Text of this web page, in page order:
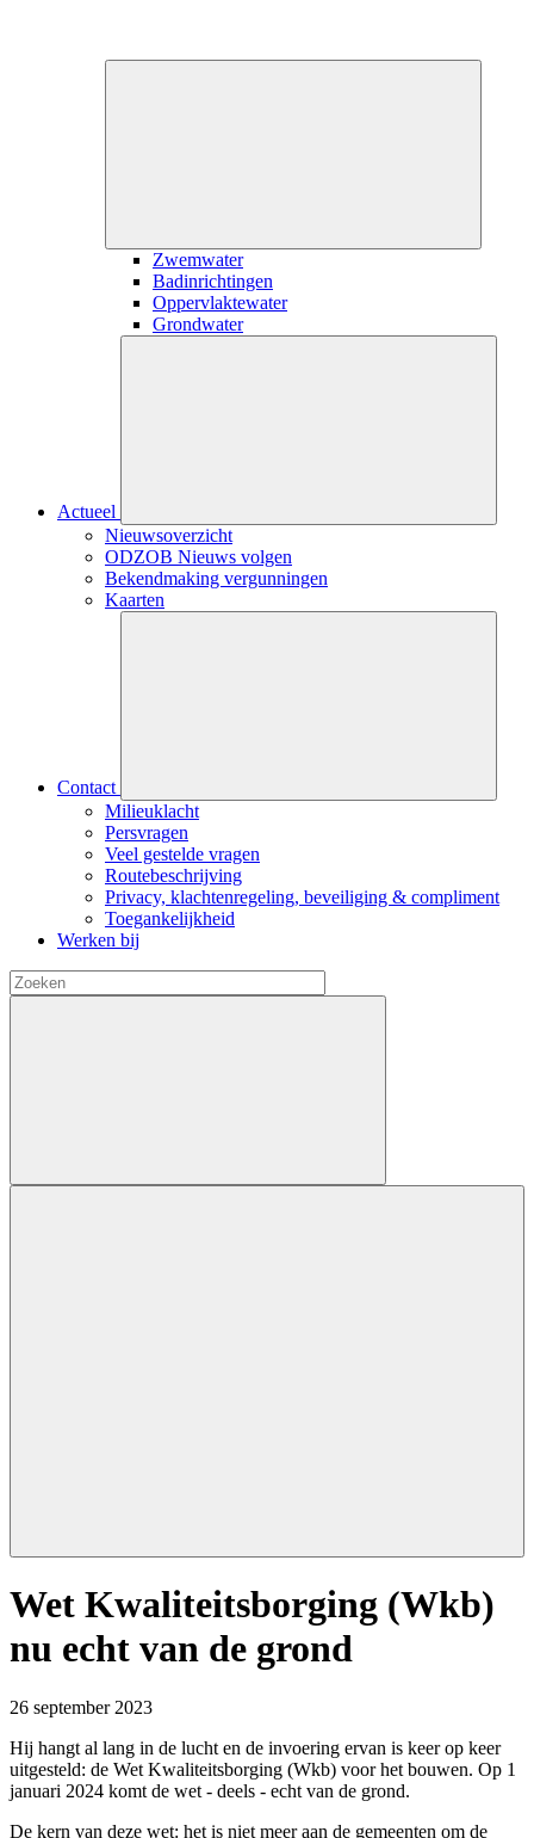
Zwemwater
Badinrichtingen
Oppervlaktewater
Grondwater
Actueel
Nieuwsoverzicht
ODZOB Nieuws volgen
Bekendmaking vergunningen
Kaarten
Contact
Milieuklacht
Persvragen
Veel gestelde vragen
Routebeschrijving
Privacy, klachtenregeling, beveiliging & compliment
Toegankelijkheid
Werken bij
This
is
content
Wet Kwaliteitsborging (Wkb)
nu echt van de grond
26 september 2023
Hij hangt al lang in de lucht en de invoering ervan is keer op keer
uitgesteld: de Wet Kwaliteitsborging (Wkb) voor het bouwen. Op 1
januari 2024 komt de wet - deels - echt van de grond.
De kern van deze wet: het is niet meer aan de gemeenten om de